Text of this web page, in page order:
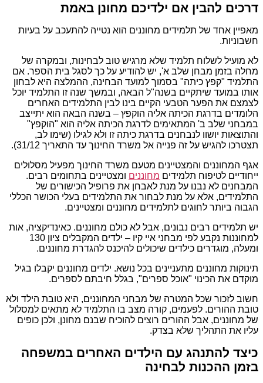
דרכים להבין אם ילדיכם מחונן באמת
מאפיין אחד של תלמידים מחוננים הוא נטייה להתעכב על בעיות
חשבוניות.
לא מועיל לשלוח תלמיד שלא מרגיש טוב לבחינות, ובמקרה של
מחלה בזמן מבחן שלב א', יש להודיע על כך לסגל בית הספר. אם
התלמיד "קפץ כיתה" בסמוך למועד הבחינה, ההמלצה היא לבחון
אותו במועד שיתקיים בשנה"ל הבאה, ובמשך שנה זו התלמיד יוכל
לצמצם את הפער הטבעי הקיים בינו לבין התלמידים האחרים
הלומדים בדרגת הכיתה אליה הוקפץ – בשנה הבאה הוא יתייצב
במבחני שלב ב' המתאימים לדרגת הכיתה אליה הוא "הוקפץ"
והתוצאות יושוו לנבחנים בדרגת כיתה זו ולא לגילו (שימו לב,
תצטרכו להגיש על זה פנייה אל משרד החינוך עד התאריך 31/12).
אגף המחוננים והמצטיינים מטעם משרד החינוך מפעיל מסלולים
ייחודיים לטיפוח תלמידים מחוננים ומצטיינים בתחומים רבים.
המבחנים לא נבנו על מנת לאבחן את פרופיל הכישורים של
התלמידים, אלא על מנת לבחור את התלמידים בעלי הכושר הכללי
הגבוה ביותר לחוגים לתלמידים מחוננים ומצטיינים.
יש תלמידים רבים נבונים, אבל לא כולם מחוננים. כאינדיקציה, אות
למחוננות נקבע לפי מבחני איי קיו – ילדים המקבלים ציון 130
ומעלה, מוגדרים כילדים שיכולים להיכנס להגדרת מחוננים.
תינוקות מחוננים מתעניינים בכל נושא. ילדים מחוננים יקבלו בגיל
מוקדם את הכינוי "אוכל ספרים", בגלל חיבתם לספרים.
חשוב לזכור שכל המטרה של מבחני המחוננים, היא טובת הילד ולא
טובת ההורים. לפעמים, קורה מצב בו התלמיד לא מתאים למסלול
של מחוננים, אבל ההורים רוצים להוכיח שבנם מחונן, ולכן כופים
עליו את התהליך שלא בצדק.
כיצד להתנהג עם הילדים האחרים במשפחה
בזמן ההכנות לבחינה